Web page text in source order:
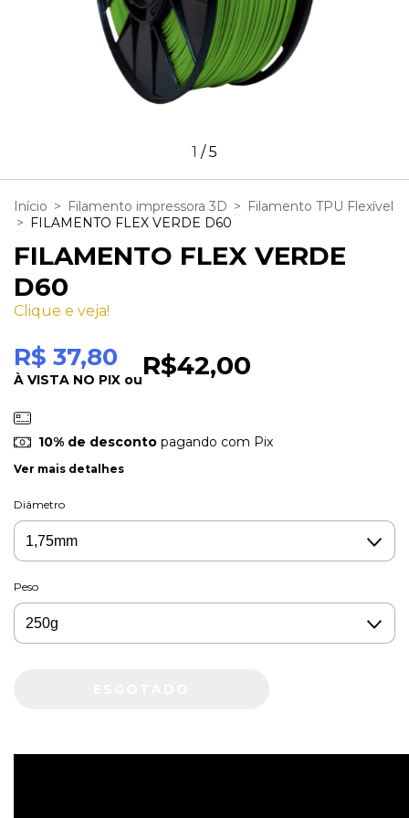
1 /5
Início > Filamento impressora 3D > Filamento TPU Flexível
> FILAMENTO FLEX VERDE D60
FILAMENTO FLEX VERDE
D60
Clique e veja!
R$ 37,80
À VISTA NO PIX ouR$42,00
10% de descontopagando com Pix
Ver mais detalhes
Diâmetro
Peso